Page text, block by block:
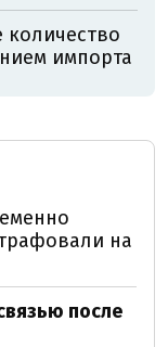
импорта
на
после